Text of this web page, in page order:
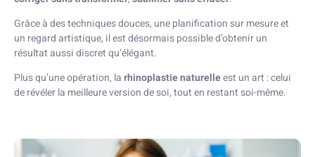
Grâce à des techniques douces, une planification sur mesure et
un regard artistique, il est désormais possible d’obtenir un
résultat aussi discret qu’élégant.
Plus qu’une opération, larhinoplastie naturelleest un art : celui
de révéler la meilleure version de soi, tout en restant soi-même.